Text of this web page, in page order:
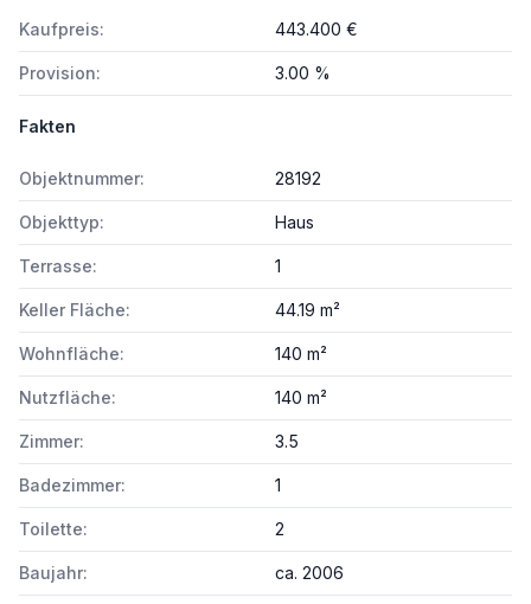
Kaufpreis: 443.400 €
Provision: 3.00 %
Fakten
Objektnummer: 28192
Objekttyp: Haus
Terrasse: 1
Keller Fläche: 44.19 m²
Wohnfläche: 140 m²
Nutzfläche: 140 m²
Zimmer: 3.5
Badezimmer: 1
Toilette: 2
Baujahr: ca. 2006